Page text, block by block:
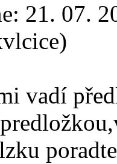
21. 07.
vadí